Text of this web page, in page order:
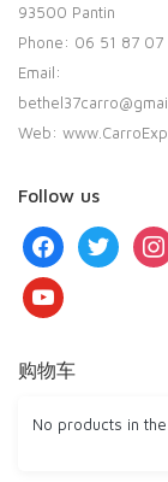
93500 Pantin
Phone: 06 51 87 07
Email:
Web:
Follow us
facebooktwitter
youtube
购物车
No products in the